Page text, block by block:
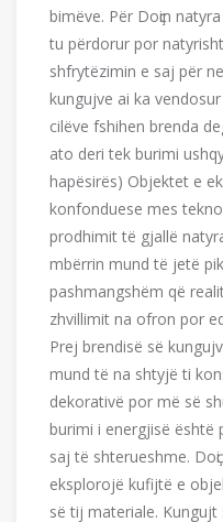
bimëve. Për Doҫin
tu përdorur por
shfrytëzimin e saj për
kungujve ai ka
cilëve fshihen brenda
ato deri tek burimi
hapësirës) Objektet e
konfonduese mes
prodhimit të gjallë
mbërrin mund të jetë
pashmangshëm që
zhvillimit na ofron por
Prej brendisë së
mund të na shtyjë ti
dekorativë por më së
burimi i energjisë është
saj të shterueshme.
eksplorojë kufijtë e
së tij materiale. Kungujt